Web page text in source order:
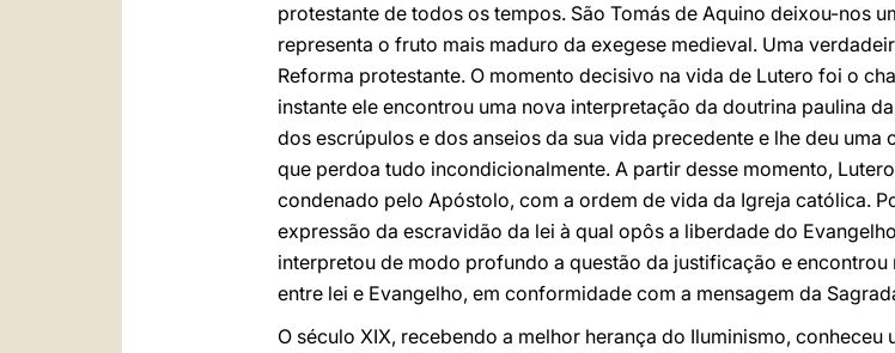
protestante de todos os tempos. São Tomás de Aquino deixou-nos
representa o fruto mais maduro da exegese medieval. Uma
Reforma protestante. O momento decisivo na vida de Lutero foi o
instante ele encontrou uma nova interpretação da doutrina paulina
dos escrúpulos e dos anseios da sua vida precedente e lhe deu
que perdoa tudo incondicionalmente. A partir desse momento,
condenado pelo Apóstolo, com a ordem de vida da Igreja católica.
expressão da escravidão da lei à qual opôs a liberdade do
interpretou de modo profundo a questão da justificação e
entre lei e Evangelho, em conformidade com a mensagem da
O século XIX, recebendo a melhor herança do Iluminismo,